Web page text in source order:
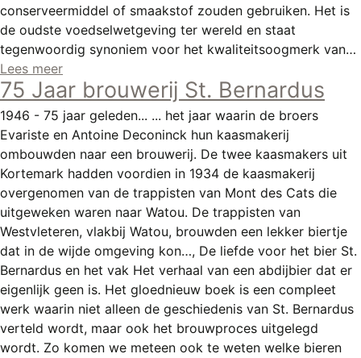
conserveermiddel of smaakstof zouden gebruiken. Het is
de oudste voedselwetgeving ter wereld en staat
tegenwoordig synoniem voor het kwaliteitsoogmerk van…
Lees meer
75 Jaar brouwerij St. Bernardus
1946 - 75 jaar geleden... ... het jaar waarin de broers
Evariste en Antoine Deconinck hun kaasmakerij
ombouwden naar een brouwerij. De twee kaasmakers uit
Kortemark hadden voordien in 1934 de kaasmakerij
overgenomen van de trappisten van Mont des Cats die
uitgeweken waren naar Watou. De trappisten van
Westvleteren, vlakbij Watou, brouwden een lekker biertje
dat in de wijde omgeving kon…, De liefde voor het bier St.
Bernardus en het vak Het verhaal van een abdijbier dat er
eigenlijk geen is. Het gloednieuw boek is een compleet
werk waarin niet alleen de geschiedenis van St. Bernardus
verteld wordt, maar ook het brouwproces uitgelegd
wordt. Zo komen we meteen ook te weten welke bieren